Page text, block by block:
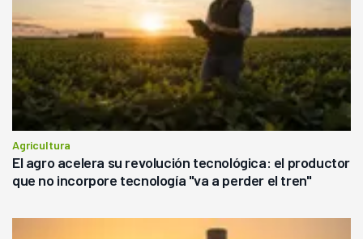
Agricultura
El agro acelera su revolución tecnológica: el productor
que no incorpore tecnología "va a perder el tren"